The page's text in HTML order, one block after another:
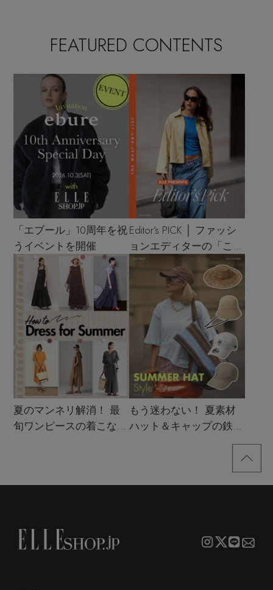
FEATURED CONTENTS
「エブール」10周年を祝
うイベントを開催
Editor’s PICK │ ファッシ
ョンエディターの「これ
買い！」リスト
夏のマンネリ解消！ 最
旬ワンピースの着こなし
もう迷わない！ 夏素材
ハット＆キャップの鉄板